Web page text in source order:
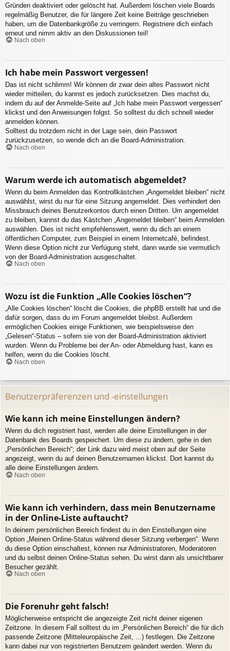
Gründen deaktiviert oder gelöscht hat. Außerdem löschen viele Boards
regelmäßig Benutzer, die für längere Zeit keine Beiträge geschrieben
haben, um die Datenbankgröße zu verringern. Registriere dich einfach
erneut und nimm aktiv an den Diskussionen teil!
Nach oben
Ich habe mein Passwort vergessen!
Das ist nicht schlimm! Wir können dir zwar dein altes Passwort nicht
wieder mitteilen, du kannst es jedoch zurücksetzen. Dies machst du,
indem du auf der Anmelde-Seite auf „Ich habe mein Passwort vergessen“
klickst und den Anweisungen folgst. So solltest du dich schnell wieder
anmelden können.
Solltest du trotzdem nicht in der Lage sein, dein Passwort
zurückzusetzen, so wende dich an die Board-Administration.
Nach oben
Warum werde ich automatisch abgemeldet?
Wenn du beim Anmelden das Kontrollkästchen „Angemeldet bleiben“ nicht
auswählst, wirst du nur für eine Sitzung angemeldet. Dies verhindert den
Missbrauch deines Benutzerkontos durch einen Dritten. Um angemeldet
zu bleiben, kannst du das Kästchen „Angemeldet bleiben“ beim Anmelden
auswählen. Dies ist nicht empfehlenswert, wenn du dich an einem
öffentlichen Computer, zum Beispiel in einem Internetcafé, befindest.
Wenn diese Option nicht zur Verfügung steht, dann wurde sie vermutlich
von der Board-Administration ausgeschaltet.
Nach oben
Wozu ist die Funktion „Alle Cookies löschen“?
„Alle Cookies löschen“ löscht die Cookies, die phpBB erstellt hat und die
dafür sorgen, dass du im Forum angemeldet bleibst. Außerdem
ermöglichen Cookies einige Funktionen, wie beispielsweise den
„Gelesen“-Status – sofern sie von der Board-Administration aktiviert
wurden. Wenn du Probleme bei der An- oder Abmeldung hast, kann es
helfen, wenn du die Cookies löscht.
Nach oben
Benutzerpräferenzen und -einstellungen
Wie kann ich meine Einstellungen ändern?
Wenn du dich registriert hast, werden alle deine Einstellungen in der
Datenbank des Boards gespeichert. Um diese zu ändern, gehe in den
„Persönlichen Bereich“; der Link dazu wird meist oben auf der Seite
angezeigt, wenn du auf deinen Benutzernamen klickst. Dort kannst du
alle deine Einstellungen ändern.
Nach oben
Wie kann ich verhindern, dass mein Benutzername
in der Online-Liste auftaucht?
In deinem persönlichen Bereich findest du in den Einstellungen eine
Option „Meinen Online-Status während dieser Sitzung verbergen“. Wenn
du diese Option einschaltest, können nur Administratoren, Moderatoren
und du selbst deinen Online-Status sehen. Du wirst dann als unsichtbarer
Besucher gezählt.
Nach oben
Die Forenuhr geht falsch!
Möglicherweise entspricht die angezeigte Zeit nicht deiner eigenen
Zeitzone. In diesem Fall solltest du im „Persönlichen Bereich“ die für dich
passende Zeitzone (Mitteleuropäische Zeit, ...) festlegen. Die Zeitzone
kann dabei nur von registrierten Benutzern geändert werden. Wenn du